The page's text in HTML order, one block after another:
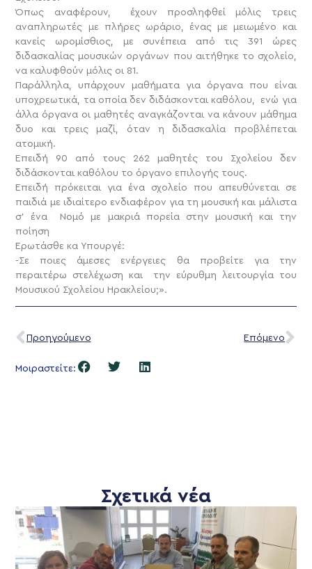
Όπως αναφέρουν, έχουν προσληφθεί μόλις τρεις
αναπληρωτές με πλήρες ωράριο, ένας με μειωμένο και
κανείς ωρομίσθιος, με συνέπεια από τις 391 ώρες
διδασκαλίας μουσικών οργάνων που αιτήθηκε το σχολείο,
να καλυφθούν μόλις οι 81.
Παράλληλα, υπάρχουν μαθήματα για όργανα που είναι
υποχρεωτικά, τα οποία δεν διδάσκονται καθόλου, ενώ για
άλλα όργανα οι μαθητές αναγκάζονται να κάνουν μάθημα
δυο και τρεις μαζί, όταν η διδασκαλία προβλέπεται
ατομική.
Επειδή 90 από τους 262 μαθητές του Σχολείου δεν
διδάσκονται καθόλου το όργανο επιλογής τους.
Επειδή πρόκειται για ένα σχολείο που απευθύνεται σε
παιδιά με ιδιαίτερο ενδιαφέρον για τη μουσική και μάλιστα
σ’ ένα Νομό με μακριά πορεία στην μουσική και την
ποίηση
Ερωτάσθε κα Υπουργέ:
-Σε ποιες άμεσες ενέργειες θα προβείτε για την
περαιτέρω στελέχωση και την εύρυθμη λειτουργία του
Μουσικού Σχολείου Ηρακλείου;».
Προηγούμενο Επόμενο
Μοιραστείτε:
Σχετικά νέα